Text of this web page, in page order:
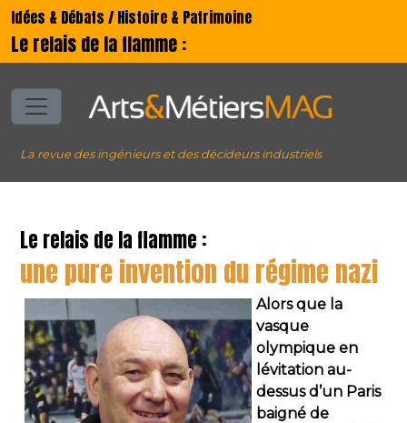
Idées & Débats / Histoire & Patrimoine
Le relais de la flamme :
La revue des ingénieurs et des décideurs industriels
Le relais de la flamme :
une pure invention du régime nazi
Alors que la
vasque
olympique en
lévitation au-
dessus d’un Paris
baigné de